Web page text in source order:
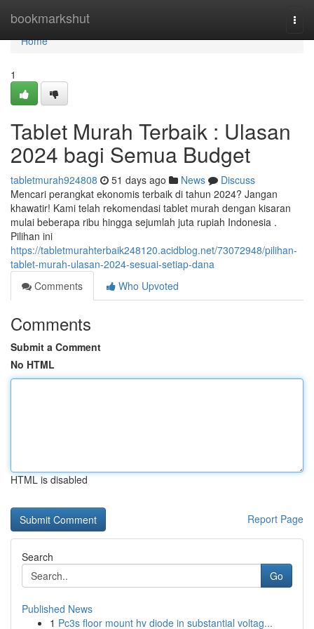
bookmarkshut
Home
Home
1
Tablet Murah Terbaik : Ulasan
2024 bagi Semua Budget
tabletmurah924808 51 days ago News
Discuss
Mencari perangkat ekonomis terbaik di tahun 2024? Jangan
khawatir! Kami telah rekomendasi tablet murah dengan kisaran
mulai beberapa ribu hingga sejumlah juta rupiah Indonesia .
Pilihan ini
https://tabletmurahterbaik248120.acidblog.net/73072948/pilihan-
tablet-murah-ulasan-2024-sesuai-setiap-dana
Comments
Who Upvoted
Comments
Submit a Comment
No HTML
HTML is disabled
Report Page
Search
Go
Published News
1 Pc3s floor mount hv diode in substantial voltag...